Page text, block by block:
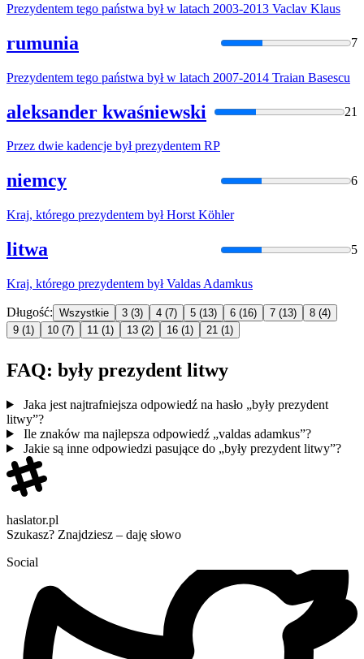
Prezydentem tego państwa byłw latach 2003-2013 Vaclav Klaus
rumunia 7
Prezydentem tego państwa byłw latach 2007-2014 Traian Basescu
aleksander kwaśniewski 21
Przez dwie kadencje był prezydentem RP
niemcy 6
Kraj, którego prezydentem byłHorst Köhler
litwa 5
Kraj, którego prezydentem byłValdas Adamkus
Długość: Wszystkie 3 (3) 4 (7) 5 (13) 6 (16) 7 (13) 8 (4)
9 (1) 10 (7) 11 (1) 13 (2) 16 (1) 21 (1)
FAQ: były prezydent litwy
Jaka jest najtrafniejsza odpowiedź na hasło „były prezydent
litwy”?
Ile znaków ma najlepsza odpowiedź „valdas adamkus”?
Jakie są inne odpowiedzi pasujące do „były prezydent litwy”?
haslator.pl
Szukasz? Znajdziesz – daję słowo
Social